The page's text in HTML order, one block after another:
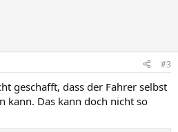
#3
geschafft, dass der Fahrer selbst
kann. Das kann doch nicht so